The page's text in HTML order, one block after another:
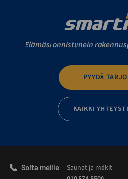
Elämäsi onnistunein
PYYDÄ
KAIKKI
Soita meille
Saunat ja mökit